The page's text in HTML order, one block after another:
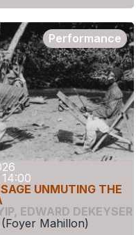
UNMUTING THE
, EDWARD DEKEYSER
Mahillon)
Performance